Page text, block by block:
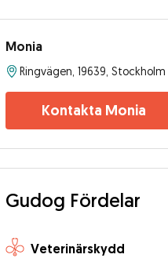
Monia
Ringvägen, 19639, Stockholm
Kontakta Monia
Gudog Fördelar
Veterinärskydd